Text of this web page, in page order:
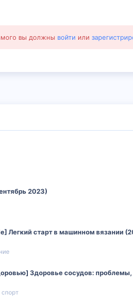
вы должны войти или
2023)
Легкий старт в машинном вязании
Здоровье сосудов: